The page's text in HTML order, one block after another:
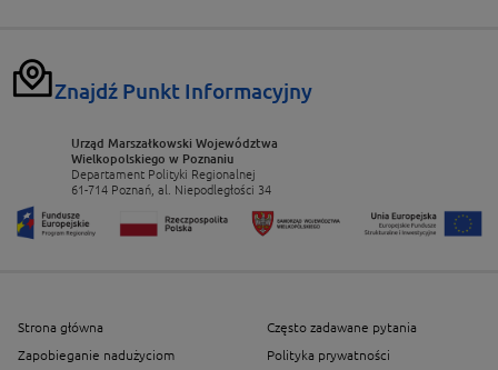
Znajdź Punkt Informacyjny
Urząd Marszałkowski Województwa
Wielkopolskiego w Poznaniu
Departament Polityki Regionalnej
61-714 Poznań, al. Niepodległości 34
Strona główna
Zapobieganie nadużyciom
Często zadawane pytania
Polityka prywatności